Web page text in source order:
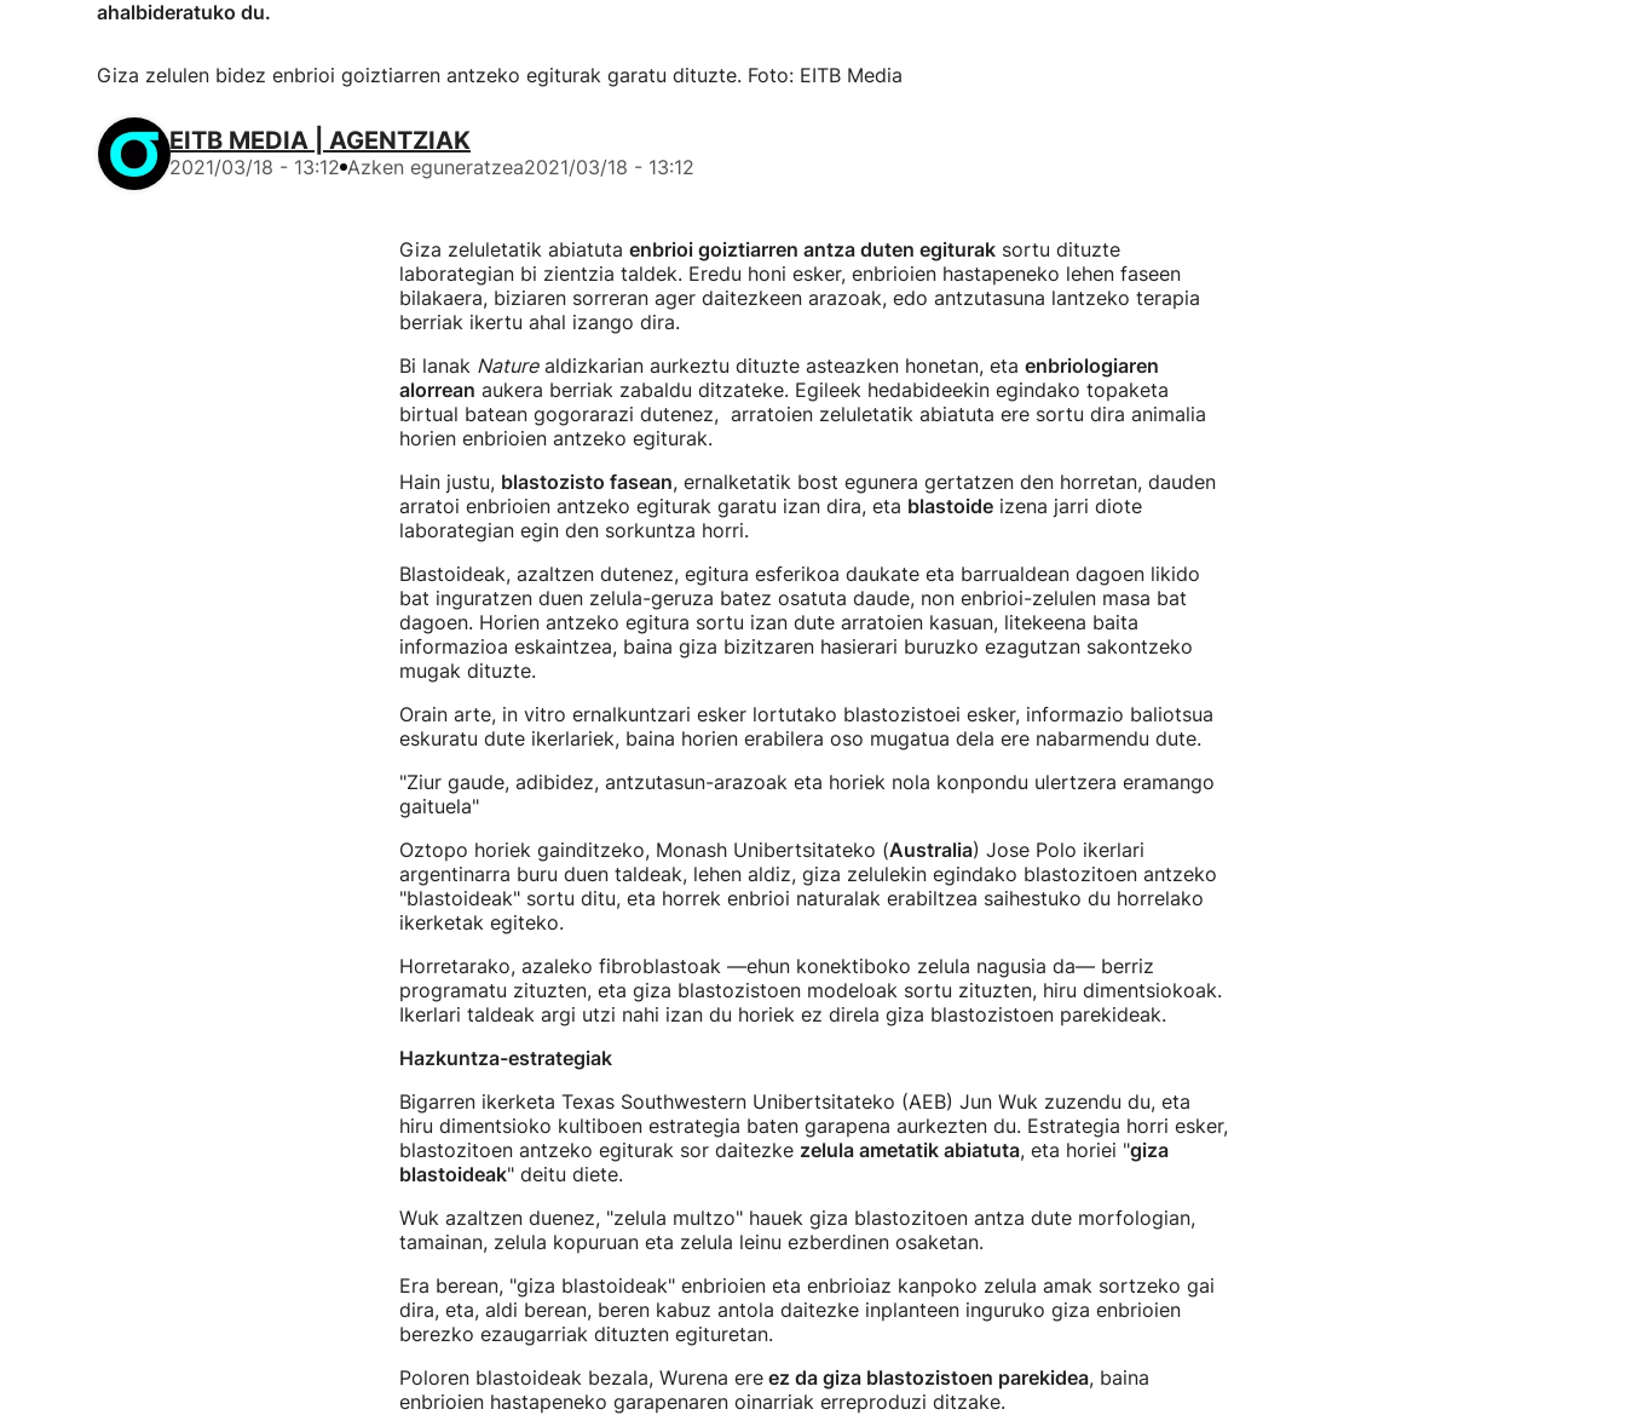
ahalbideratuko du.
Giza zelulen bidez enbrioi goiztiarren antzeko egiturak garatu dituzte. Foto: EITB Media
EITB MEDIA | AGENTZIAK
2021/03/18 - 13:12 Azken eguneratzea2021/03/18 - 13:12
Giza zeluletatik abiatuta enbrioi goiztiarren antza duten egituraksortu dituzte
laborategian bi zientzia taldek. Eredu honi esker, enbrioien hastapeneko lehen faseen
bilakaera, biziaren sorreran ager daitezkeen arazoak, edo antzutasuna lantzeko terapia
berriak ikertu ahal izango dira.
Bi lanak Naturealdizkarian aurkeztu dituzte asteazken honetan, eta enbriologiaren
alorrean aukera berriak zabaldu ditzateke. Egileek hedabideekin egindako topaketa
birtual batean gogorarazi dutenez, arratoien zeluletatik abiatuta ere sortu dira animalia
horien enbrioien antzeko egiturak.
Hain justu, blastozisto fasean, ernalketatik bost egunera gertatzen den horretan, dauden
arratoi enbrioien antzeko egiturak garatu izan dira, eta blastoideizena jarri diote
laborategian egin den sorkuntza horri.
Blastoideak, azaltzen dutenez, egitura esferikoa daukate eta barrualdean dagoen likido
bat inguratzen duen zelula-geruza batez osatuta daude, non enbrioi-zelulen masa bat
dagoen. Horien antzeko egitura sortu izan dute arratoien kasuan, litekeena baita
informazioa eskaintzea, baina giza bizitzaren hasierari buruzko ezagutzan sakontzeko
mugak dituzte.
Orain arte, in vitro ernalkuntzari esker lortutako blastozistoei esker, informazio baliotsua
eskuratu dute ikerlariek, baina horien erabilera oso mugatua dela ere nabarmendu dute.
"Ziur gaude, adibidez, antzutasun-arazoak eta horiek nola konpondu ulertzera eramango
gaituela"
Oztopo horiek gainditzeko, Monash Unibertsitateko (Australia) Jose Polo ikerlari
argentinarra buru duen taldeak, lehen aldiz, giza zelulekin egindako blastozitoen antzeko
"blastoideak" sortu ditu, eta horrek enbrioi naturalak erabiltzea saihestuko du horrelako
ikerketak egiteko.
Horretarako, azaleko fibroblastoak —ehun konektiboko zelula nagusia da— berriz
programatu zituzten, eta giza blastozistoen modeloak sortu zituzten, hiru dimentsiokoak.
Ikerlari taldeak argi utzi nahi izan du horiek ez direla giza blastozistoen parekideak.
Hazkuntza-estrategiak
Bigarren ikerketa Texas Southwestern Unibertsitateko (AEB) Jun Wuk zuzendu du, eta
hiru dimentsioko kultiboen estrategia baten garapena aurkezten du. Estrategia horri esker,
blastozitoen antzeko egiturak sor daitezke zelula ametatik abiatuta, eta horiei "giza
blastoideak" deitu diete.
Wuk azaltzen duenez, "zelula multzo" hauek giza blastozitoen antza dute morfologian,
tamainan, zelula kopuruan eta zelula leinu ezberdinen osaketan.
Era berean, "giza blastoideak" enbrioien eta enbrioiaz kanpoko zelula amak sortzeko gai
dira, eta, aldi berean, beren kabuz antola daitezke inplanteen inguruko giza enbrioien
berezko ezaugarriak dituzten egituretan.
Poloren blastoideak bezala, Wurena ereez da giza blastozistoen parekidea, baina
enbrioien hastapeneko garapenaren oinarriak erreproduzi ditzake.